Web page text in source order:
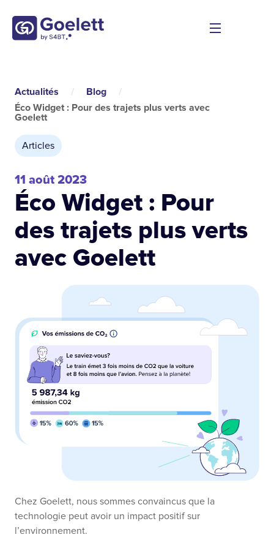
Actualités / Blog
/
Éco Widget : Pour des trajets plus verts avec
Goelett
Articles
11 août 2023
Éco Widget : Pour
des trajets plus verts
avec Goelett
Chez Goelett, nous sommes convaincus que la
technologie peut avoir un impact positif sur
l’environnement.